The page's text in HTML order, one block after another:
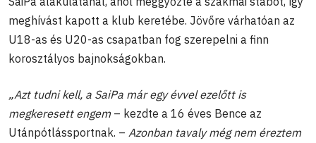
meghívást kapott a klub keretébe. Jövőre várhatóan az
U18-as és U20-as csapatban fog szerepelni a finn
korosztályos bajnokságokban.
„Azt tudni kell, a SaiPa már egy évvel ezelőtt is
megkeresett engem – kezdte a 16 éves Bence az
Utánpótlássportnak. – Azonban tavaly még nem éreztem